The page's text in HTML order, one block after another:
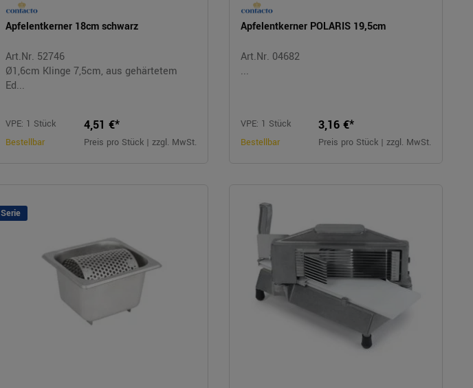
Apfelentkerner 18cm schwarz
Art.Nr. 52746
Ø1,6cm Klinge 7,5cm, aus gehärtetem
Ed...
VPE: 1 Stück
Bestellbar
4,51 €*
Preis pro Stück | zzgl. MwSt.
Apfelentkerner POLARIS 19,5cm
Art.Nr. 04682
...
VPE: 1 Stück
Bestellbar
3,16 €*
Preis pro Stück | zzgl. MwSt.
Serie